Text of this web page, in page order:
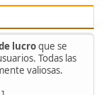
lucroque se
Todas las
valiosas.